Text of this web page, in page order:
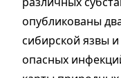
опубликованы
сибирской язвы
опасных